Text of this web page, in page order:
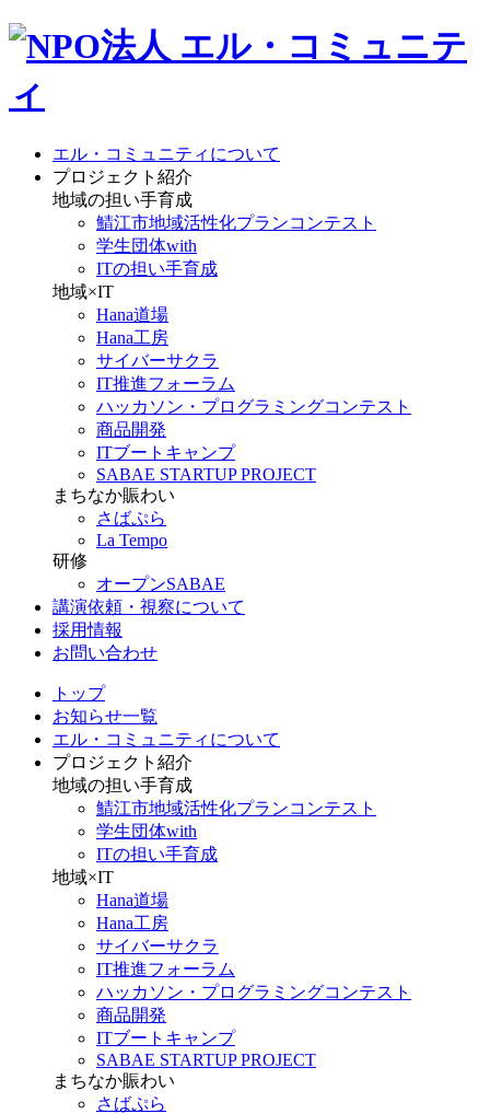
エル・コミュニティについて
プロジェクト紹介
地域の担い手育成
鯖江市地域活性化プランコンテスト
学生団体with
ITの担い手育成
地域×IT
Hana道場
Hana工房
サイバーサクラ
IT推進フォーラム
ハッカソン・プログラミングコンテスト
商品開発
ITブートキャンプ
SABAE STARTUP PROJECT
まちなか賑わい
さばぷら
La Tempo
研修
オープンSABAE
講演依頼・視察について
採用情報
お問い合わせ
トップ
お知らせ一覧
エル・コミュニティについて
プロジェクト紹介
地域の担い手育成
鯖江市地域活性化プランコンテスト
学生団体with
ITの担い手育成
地域×IT
Hana道場
Hana工房
サイバーサクラ
IT推進フォーラム
ハッカソン・プログラミングコンテスト
商品開発
ITブートキャンプ
SABAE STARTUP PROJECT
まちなか賑わい
さばぷら